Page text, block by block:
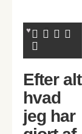
Efter alt
hvad
jeg har